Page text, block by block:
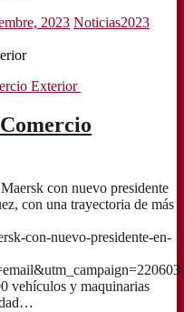
2023 Noticias2023
con nuevo presidente
con una trayectoria de más
con-nuevo-presidente-en-
vehículos y maquinarias